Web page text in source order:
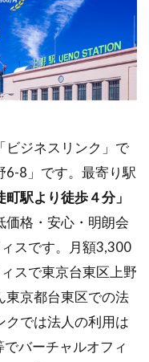
ビジネスリンク」で
6-8」です。最寄り駅
駅より徒歩４分」
価格・安心・明朗会
スです。月額3,300
スで東京台東区上野
東京都台東区での法
クでは法人の利用は
バーチャルオフィ